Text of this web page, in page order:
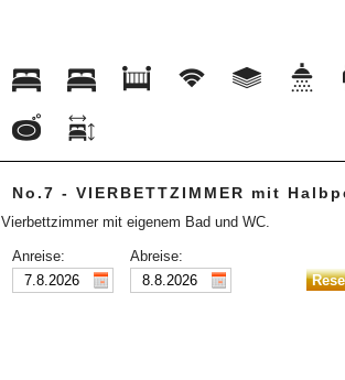
No.7 - VIERBETTZIMMER mit
Vierbettzimmer mit eigenem Bad und WC.
Anreise: Abreise: